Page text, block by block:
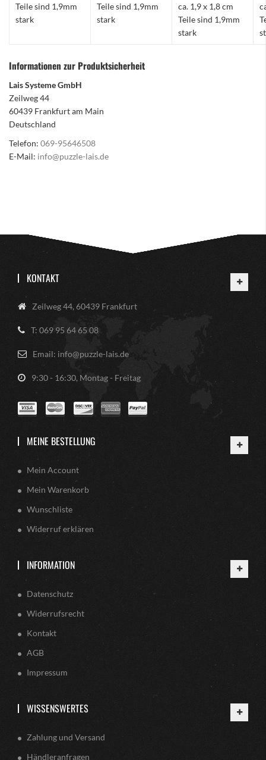
Teile sind 1,9mm
stark
Teile sind 1,9mm
stark
ca. 1,9 x 1,8 cm
Teile sind 1,9mm
stark
Informationen zur Produktsicherheit
Lais Systeme GmbH
Zeilweg 44
60439 Frankfurt am Main
Deutschland
Telefon: 069-95646508
E-Mail: info@puzzle-lais.de
KONTAKT
Zeilweg 44, 60439 Frankfurt
T: 069 95 64 65 08
Email: info@puzzle-lais.de
9:30 - 16:30, Montag - Freitag
MEINE BESTELLUNG
Mein Account
Mein Warenkorb
Wunschliste
Widerruf erklären
INFORMATION
Datenschutz
Widerrufsrecht
Kontakt
AGB
Impressum
WISSENSWERTES
Zahlung und Versand
Händleranfragen